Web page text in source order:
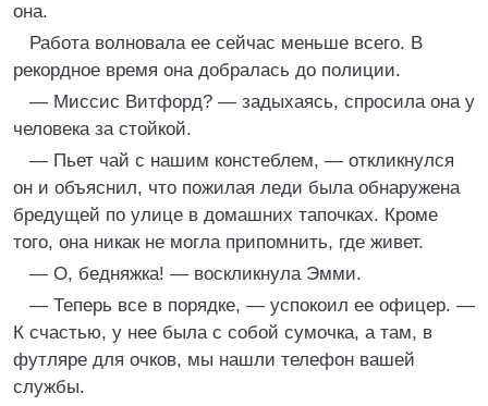
она.
Работа волновала ее сейчас меньше всего. В
рекордное время она добралась до полиции.
— Миссис Витфорд? — задыхаясь, спросила она у
человека за стойкой.
— Пьет чай с нашим констеблем, — откликнулся
он и объяснил, что пожилая леди была обнаружена
бредущей по улице в домашних тапочках. Кроме
того, она никак не могла припомнить, где живет.
— О, бедняжка! — воскликнула Эмми.
— Теперь все в порядке, — успокоил ее офицер. —
К счастью, у нее была с собой сумочка, а там, в
футляре для очков, мы нашли телефон вашей
службы.